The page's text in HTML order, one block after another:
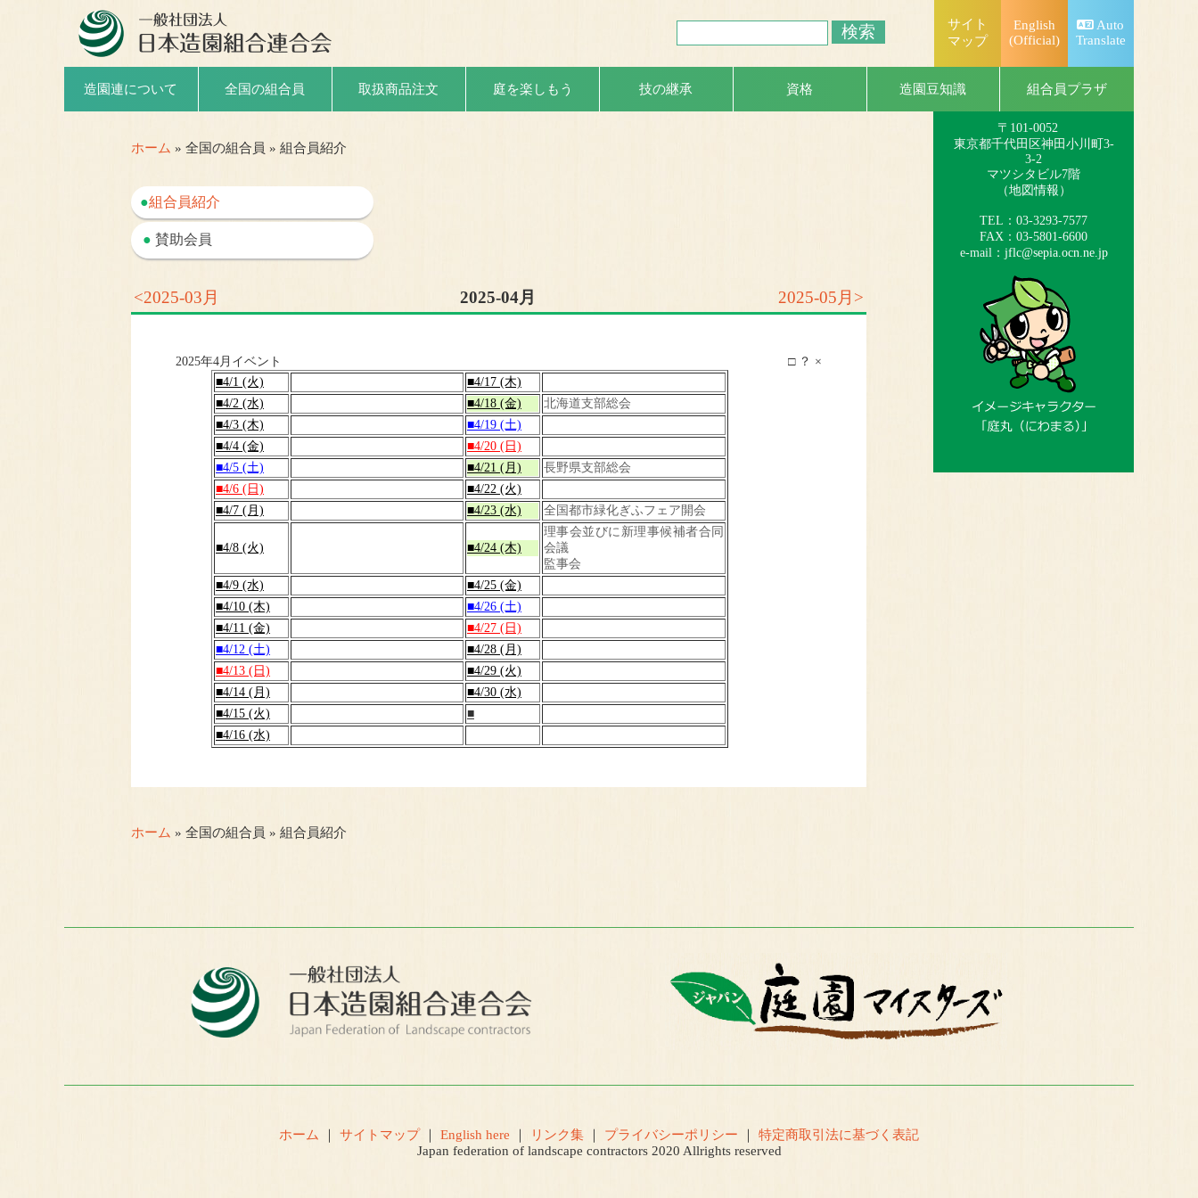
Auto
Translate
English
(Official)
サイト
マップ
造園連について 全国の組合員 取扱商品注文 庭を楽しもう 技の継承 資格 造園豆知識 組合員プラザ
ホーム » 全国の組合員 » 組合員紹介
●組合員紹介
● 賛助会員
<2025-03月 2025-04月 2025-05月>
□ ？ ×
2025年4月イベント
■4/1 (火)
■4/17 (木)
■4/2 (水)
■4/18 (金)
北海道支部総会
■4/3 (木)
■4/19 (土)
■4/4 (金)
■4/20 (日)
■4/5 (土)
■4/21 (月)
長野県支部総会
■4/6 (日)
■4/22 (火)
■4/7 (月)
■4/23 (水) 全国都市緑化ぎふフェア開会
■4/8 (火) ■4/24 (木)
理事会並びに新理事候補者合同
会議
監事会
■4/9 (水)
■4/25 (金)
■4/10 (木)
■4/26 (土)
■4/11 (金)
■4/27 (日)
■4/12 (土)
■4/28 (月)
■4/13 (日)
■4/29 (火)
■4/14 (月)
■4/30 (水)
■4/15 (火)
■
■4/16 (水)
ホーム » 全国の組合員 » 組合員紹介
一般社団法人
日本造園組合連合会
（略称：造園連）
〒101-0052
東京都千代田区神田小川町3-
3-2
マツシタビル7階
（地図情報 ）
TEL：03-3293-7577
FAX：03-5801-6600
e-mail： jflc@sepia.ocn.ne.jp
ホーム ｜ サイトマップ｜ English here ｜ リンク集 ｜ プライバシーポリシー ｜ 特定商取引法に基づく表記
Japan federation of landscape contractors 2020 Allrights reserved